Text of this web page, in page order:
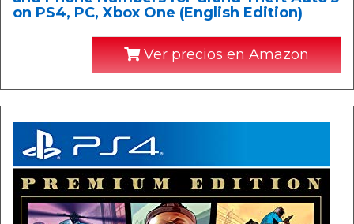
on PS4, PC, Xbox One (English Edition)
Ver precios en Amazon